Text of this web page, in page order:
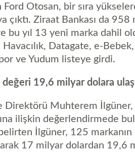
Ford Otosan, bir sıra
çıktı. Ziraat Bankası da
bu yıl 13 yeni marka dahil
Datagate, e-
ve Yudum listeye girdi.
19,6 milyar dolara
Direktörü Muhterem
ilişkin değerlendirmede
belirten İlgüner, 125
17 milyar dolardan 19,6